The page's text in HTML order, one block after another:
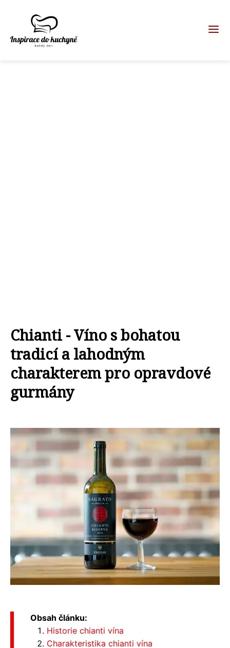
Chianti - Víno s bohatou
tradicí a lahodným
charakterem pro opravdové
gurmány
Obsah článku:
Historie chianti vína
Charakteristika chianti vína